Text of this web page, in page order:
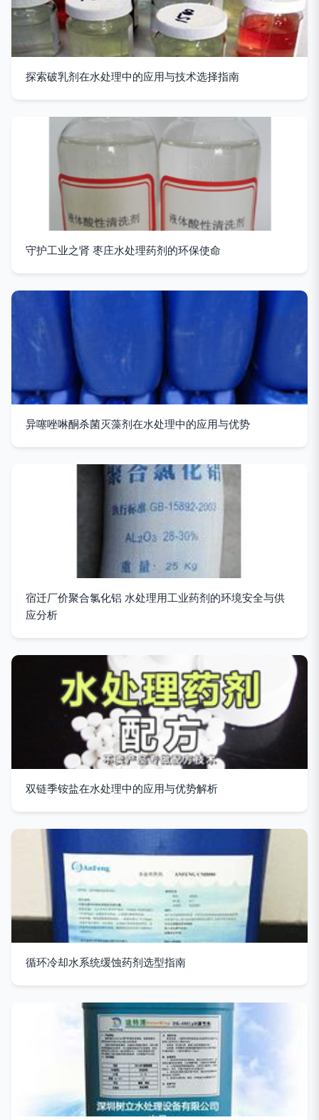
探索破乳剂在水处理中的应用与技术选择指南
守护工业之肾 枣庄水处理药剂的环保使命
异噻唑啉酮杀菌灭藻剂在水处理中的应用与优势
宿迁厂价聚合氯化铝 水处理用工业药剂的环境安全与供
应分析
双链季铵盐在水处理中的应用与优势解析
循环冷却水系统缓蚀药剂选型指南